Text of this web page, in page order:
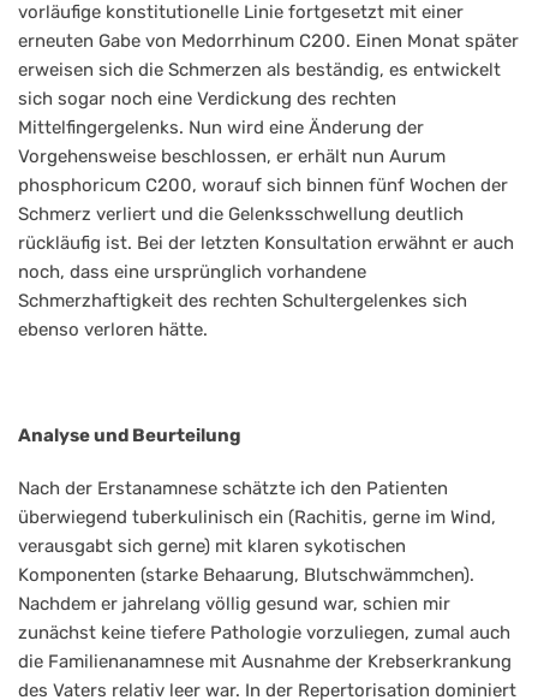
vorläufige konstitutionelle Linie fortgesetzt mit einer
erneuten Gabe von Medorrhinum C200. Einen Monat später
erweisen sich die Schmerzen als beständig, es entwickelt
sich sogar noch eine Verdickung des rechten
Mittelfingergelenks. Nun wird eine Änderung der
Vorgehensweise beschlossen, er erhält nun Aurum
phosphoricum C200, worauf sich binnen fünf Wochen der
Schmerz verliert und die Gelenksschwellung deutlich
rückläufig ist. Bei der letzten Konsultation erwähnt er auch
noch, dass eine ursprünglich vorhandene
Schmerzhaftigkeit des rechten Schultergelenkes sich
ebenso verloren hätte.
Analyse und Beurteilung
Nach der Erstanamnese schätzte ich den Patienten
überwiegend tuberkulinisch ein (Rachitis, gerne im Wind,
verausgabt sich gerne) mit klaren sykotischen
Komponenten (starke Behaarung, Blutschwämmchen).
Nachdem er jahrelang völlig gesund war, schien mir
zunächst keine tiefere Pathologie vorzuliegen, zumal auch
die Familienanamnese mit Ausnahme der Krebserkrankung
des Vaters relativ leer war. In der Repertorisation dominiert